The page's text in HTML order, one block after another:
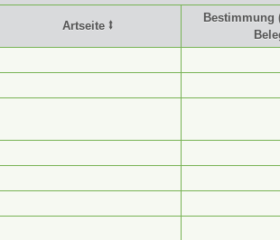
Artseite ⭥
Bestimmung